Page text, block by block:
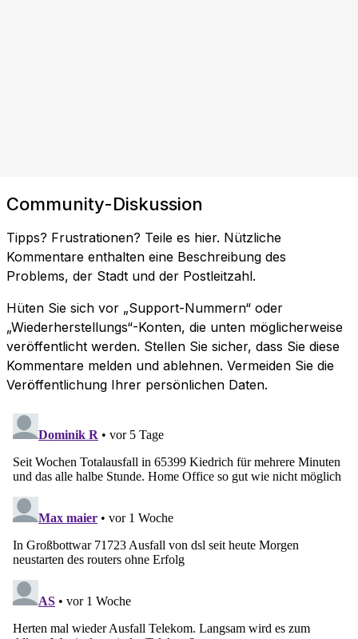
Community-Diskussion
Tipps? Frustrationen? Teile es hier. Nützliche
Kommentare enthalten eine Beschreibung des
Problems, der Stadt und der Postleitzahl.
Hüten Sie sich vor „Support-Nummern“ oder
„Wiederherstellungs“-Konten, die unten möglicherweise
veröffentlicht werden. Stellen Sie sicher, dass Sie diese
Kommentare melden und ablehnen. Vermeiden Sie die
Veröffentlichung Ihrer persönlichen Daten.